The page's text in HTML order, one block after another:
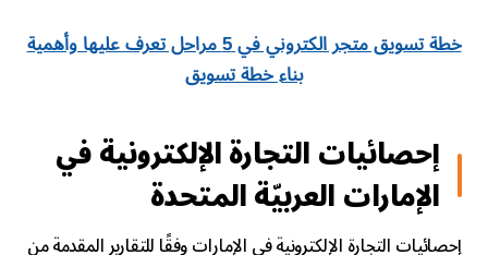
خطة تسويق متجر الكتروني في 5 مراحل تعرف عليها وأهمية
بناء خطة تسويق
إحصائياتالتجارة الإلكترونية في
الإماراتالعربيّة المتحدة
إحصائياتالتجارة الإلكترونية في الإماراتوفقًا للتقارير المقدمة من